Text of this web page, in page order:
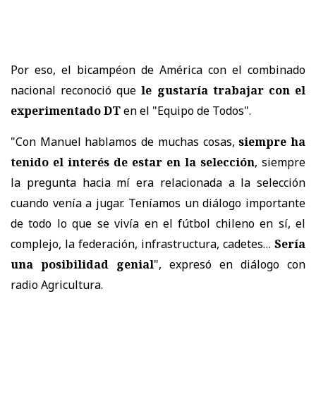
Por eso, el bicampéon de América con el combinado
nacional reconoció quele gustaría trabajar con el
experimentado DTen el "Equipo de Todos".
"Con Manuel hablamos de muchas cosas,siempre ha
tenido el interés de estar en la selección, siempre
la pregunta hacia mí era relacionada a la selección
cuando venía a jugar. Teníamos un diálogo importante
de todo lo que se vivía en el fútbol chileno en sí, el
complejo, la federación, infrastructura, cadetes… Sería
una posibilidad genial", expresó en diálogo con
radio Agricultura.